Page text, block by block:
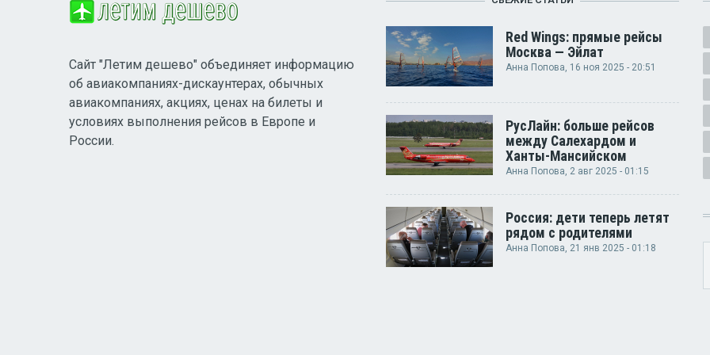
Сайт "Летим дешево" объединяет информацию
об авиакомпаниях-дискаунтерах, обычных
авиакомпаниях, акциях, ценах на билеты и
условиях выполнения рейсов в Европе и
России.
Red Wings: прямые рейсы
Москва — Эйлат
Анна Попова, 16 ноя 2025 - 20:51
РусЛайн: больше рейсов
между Салехардом и
Ханты-Мансийском
Анна Попова, 2 авг 2025 - 01:15
Россия: дети теперь летят
рядом с родителями
Анна Попова, 21 янв 2025 - 01:18